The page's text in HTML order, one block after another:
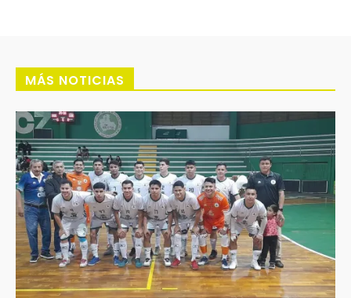
MÁS NOTICIAS